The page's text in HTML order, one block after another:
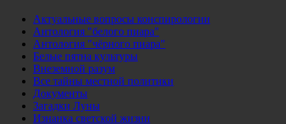
Актуальные вопросы конспирологии
Антология "белого пиара"
Антология "чёрного пиара"
Белые пятна культуры
Внеземной разум
Все тайны местной политики
Документы
Загадки Луны
Изнанка светской жизни